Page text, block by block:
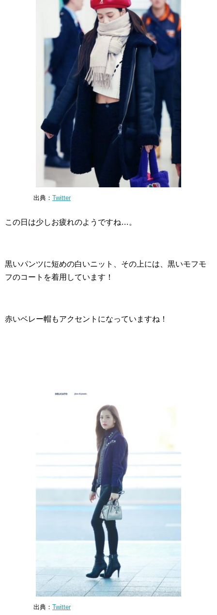
出典： Twitter
この日は少しお疲れのようですね…。
黒いパンツに短めの白いニット、その上には、黒いモフモ
フのコートを着用しています！
赤いベレー帽もアクセントになっていますね！
出典： Twitter